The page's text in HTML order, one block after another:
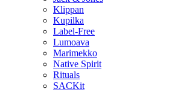
Klippan
Kupilka
Label-Free
Lumoava
Marimekko
Native Spirit
Rituals
SACKit